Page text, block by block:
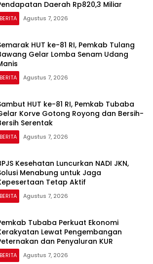
Daerah Rp820,3 Miliar
BERITA Agustus 7, 2026
HUT ke-81 RI, Pemkab Tulang
Gelar Lomba Senam Udang
BERITA Agustus 7, 2026
HUT ke-81 RI, Pemkab Tubaba
Korve Gotong Royong dan Bersih-
Serentak
BERITA Agustus 7, 2026
Kesehatan Luncurkan NADI JKN,
Menabung untuk Jaga
Tetap Aktif
BERITA Agustus 7, 2026
Tubaba Perkuat Ekonomi
Lewat Pengembangan
dan Penyaluran KUR
BERITA Agustus 7, 2026